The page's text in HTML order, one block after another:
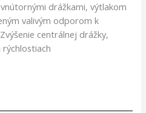
drážkami, výtlakom
valivým odporom k
centrálnej drážky,